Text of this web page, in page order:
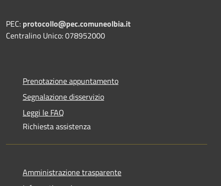
PEC: protocollo@pec.comuneolbia.it
Centralino Unico: 078952000
Prenotazione appuntamento
Segnalazione disservizio
Leggi le FAQ
Richiesta assistenza
Amministrazione trasparente